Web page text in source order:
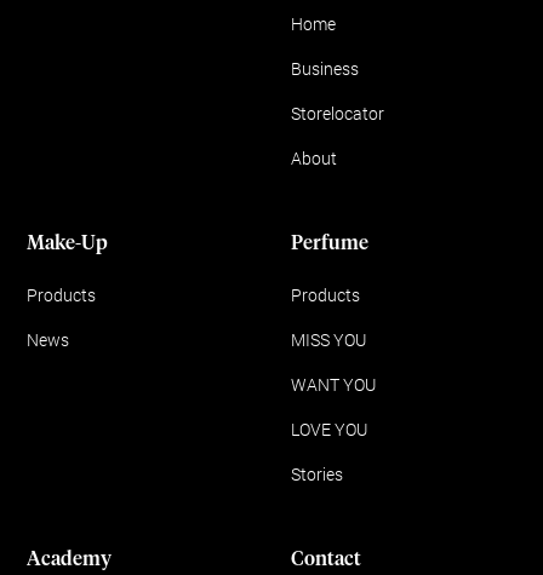
Home
Business
Storelocator
About
Make-Up
Products
News
Perfume
Products
MISS YOU
WANT YOU
LOVE YOU
Stories
Academy Contact